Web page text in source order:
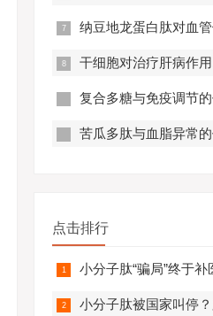
纳豆地龙蛋白肽对血管健康的好处,纳豆地龙蛋白肽对预防心脑血管
干细胞对治疗肝病作用,干细胞对肝硬化
复合多糖与免疫调节的作用原理及
苦瓜多肽与血脂异常的作用,苦瓜多肽调节脂代
点击排行
小分子肽“骗局”终于补医院揭开，结果
小分子肽被国家叫停？肽有副作用